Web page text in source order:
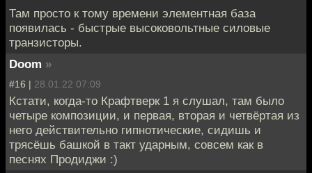
Там просто к тому времени элементная база
появилась - быстрые высоковольтные силовые
транзисторы.
Doom »
#16 | 28.01.22 07:09
Кстати, когда-то Крафтверк 1 я слушал, там было
четыре композиции, и первая, вторая и четвёртая из
него действительно гипнотические, сидишь и
трясёшь башкой в такт ударным, совсем как в
песнях Продиджи :)